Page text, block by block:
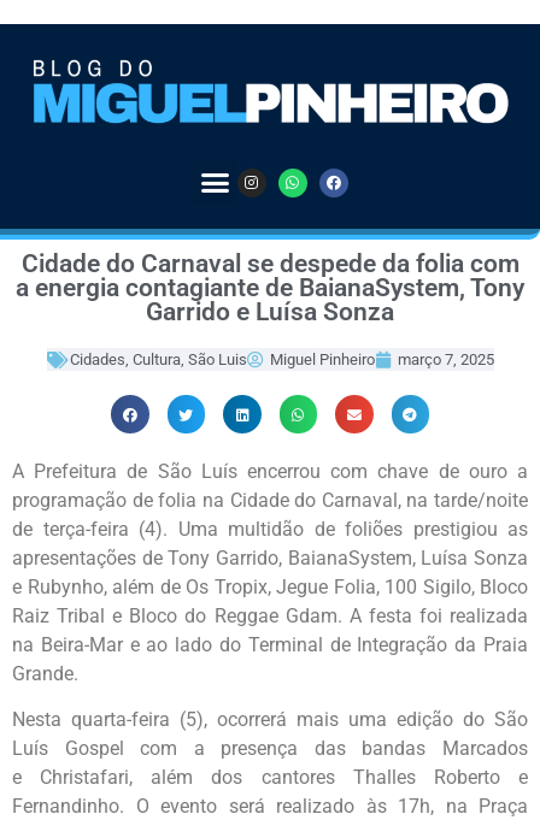
Cidade do Carnaval se despede da folia com
a energia contagiante de BaianaSystem, Tony
Garrido e Luísa Sonza
Cidades, Cultura, São Luis Miguel Pinheiro março 7, 2025
A Prefeitura de São Luís encerrou com chave de ouro a
programação de folia na Cidade do Carnaval, na tarde/noite
de terça-feira (4). Uma multidão de foliões prestigiou as
apresentações de Tony Garrido, BaianaSystem, Luísa Sonza
e Rubynho, além de Os Tropix, Jegue Folia, 100 Sigilo, Bloco
Raiz Tribal e Bloco do Reggae Gdam. A festa foi realizada
na Beira-Mar e ao lado do Terminal de Integração da Praia
Grande.
Nesta quarta-feira (5), ocorrerá mais uma edição do São
Luís Gospel com a presença das bandas Marcados
e Christafari, além dos cantores Thalles Roberto e
Fernandinho. O evento será realizado às 17h, na Praça